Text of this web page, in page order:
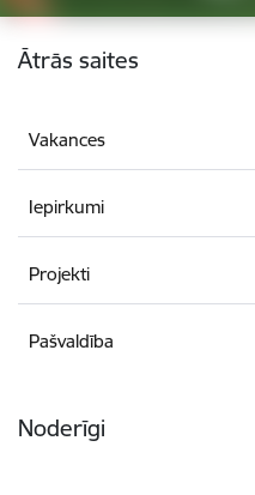
Kājene
Ātrās saites
Vakances
Iepirkumi
Projekti
Pašvaldība
Noderīgi